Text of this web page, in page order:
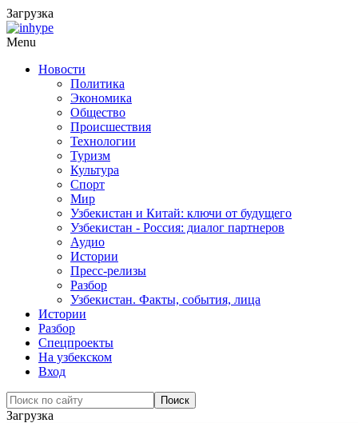
Загрузка
Menu
Новости
Политика
Экономика
Общество
Происшествия
Технологии
Туризм
Культура
Спорт
Мир
Узбекистан и Китай: ключи от будущего
Узбекистан - Россия: диалог партнеров
Аудио
Истории
Пресс-релизы
Разбор
Узбекистан. Факты, события, лица
Истории
Разбор
Спецпроекты
На узбекском
Вход
Загрузка